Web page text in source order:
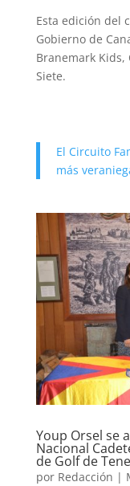
Esta edición del
Gobierno de
Branemark Kids,
Siete.
El Circuito
más
Youp Orsel se
Nacional
de Golf de
por Redacción |